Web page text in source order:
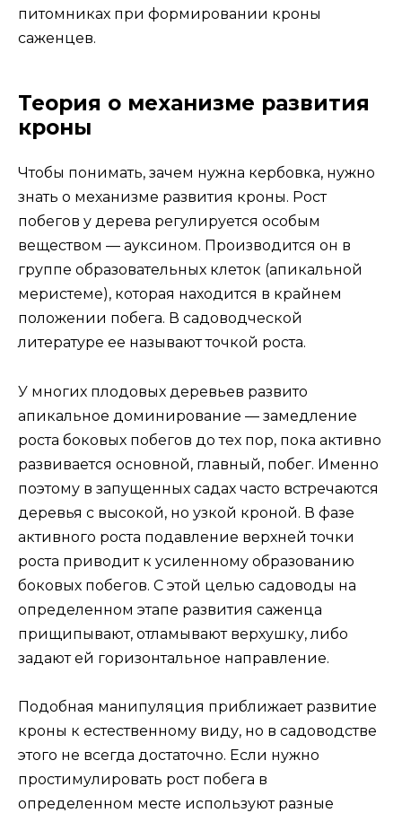
питомниках при формировании кроны
саженцев.
Теория о механизме развития
кроны
Чтобы понимать, зачем нужна кербовка, нужно
знать о механизме развития кроны. Рост
побегов у дерева регулируется особым
веществом — ауксином. Производится он в
группе образовательных клеток (апикальной
меристеме), которая находится в крайнем
положении побега. В садоводческой
литературе ее называют точкой роста.
У многих плодовых деревьев развито
апикальное доминирование — замедление
роста боковых побегов до тех пор, пока активно
развивается основной, главный, побег. Именно
поэтому в запущенных садах часто встречаются
деревья с высокой, но узкой кроной. В фазе
активного роста подавление верхней точки
роста приводит к усиленному образованию
боковых побегов. С этой целью садоводы на
определенном этапе развития саженца
прищипывают, отламывают верхушку, либо
задают ей горизонтальное направление.
Подобная манипуляция приближает развитие
кроны к естественному виду, но в садоводстве
этого не всегда достаточно. Если нужно
простимулировать рост побега в
определенном месте используют разные